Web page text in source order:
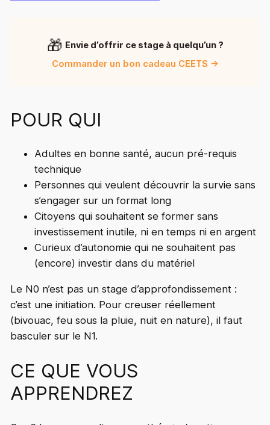
🎁 Envie d’offrir ce stage à quelqu’un ?
Commander un bon cadeau CEETS →
POUR QUI
Adultes en bonne santé, aucun pré-requis
technique
Personnes qui veulent découvrir la survie sans
s’engager sur un format long
Citoyens qui souhaitent se former sans
investissement inutile, ni en temps ni en argent
Curieux d’autonomie qui ne souhaitent pas
(encore) investir dans du matériel
Le N0 n’est pas un stage d’approfondissement :
c’est une initiation. Pour creuser réellement
(bivouac, feu sous la pluie, nuit en nature), il faut
basculer sur le N1.
CE QUE VOUS
APPRENDREZ